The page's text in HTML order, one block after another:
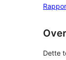
Dette